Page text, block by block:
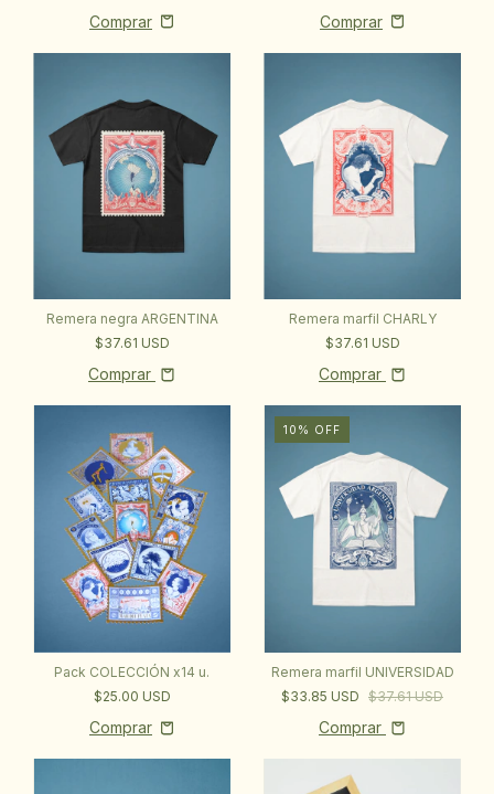
Remera negra ARGENTINA
$37.61 USD
Comprar
Remera marfil CHARLY
$37.61 USD
Comprar
Pack COLECCIÓN x14 u.
$25.00 USD
10 % OFF
Remera marfil UNIVERSIDAD
$33.85 USD $37.61 USD
Comprar